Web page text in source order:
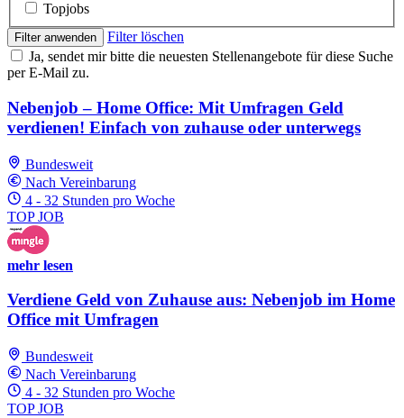
Topjobs
Filter anwenden
Filter löschen
Ja, sendet mir bitte die neuesten Stellenangebote für diese Suche
per E-Mail zu.
Nebenjob – Home Office: Mit Umfragen Geld
verdienen! Einfach von zuhause oder unterwegs
Bundesweit
Nach Vereinbarung
4 - 32 Stunden pro Woche
TOP JOB
mehr lesen
Verdiene Geld von Zuhause aus: Nebenjob im Home
Office mit Umfragen
Bundesweit
Nach Vereinbarung
4 - 32 Stunden pro Woche
TOP JOB